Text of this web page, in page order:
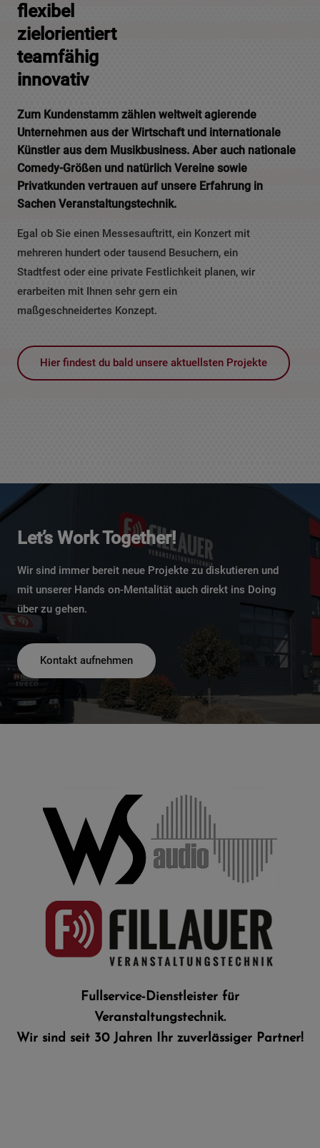
flexibel
zielorientiert
teamfähig
innovativ
Zum Kundenstamm zählen weltweit agierende
Unternehmen aus der Wirtschaft und internationale
Künstler aus dem Musikbusiness. Aber auch nationale
Comedy-Größen und natürlich Vereine sowie
Privatkunden vertrauen auf unsere Erfahrung in
Sachen Veranstaltungstechnik.
Egal ob Sie einen Messesauftritt, ein Konzert mit
mehreren hundert oder tausend Besuchern, ein
Stadtfest oder eine private Festlichkeit planen, wir
erarbeiten mit Ihnen sehr gern ein
maßgeschneidertes Konzept.
Hier findest du bald unsere aktuellsten Projekte
Let’s Work Together!
Wir sind immer bereit neue Projekte zu diskutieren und
mit unserer Hands on-Mentalität auch direkt ins Doing
über zu gehen.
Kontakt aufnehmen
Fullservice-Dienstleister für
Veranstaltungstechnik.​
Wir sind seit 30 Jahren Ihr zuverlässiger Partner!